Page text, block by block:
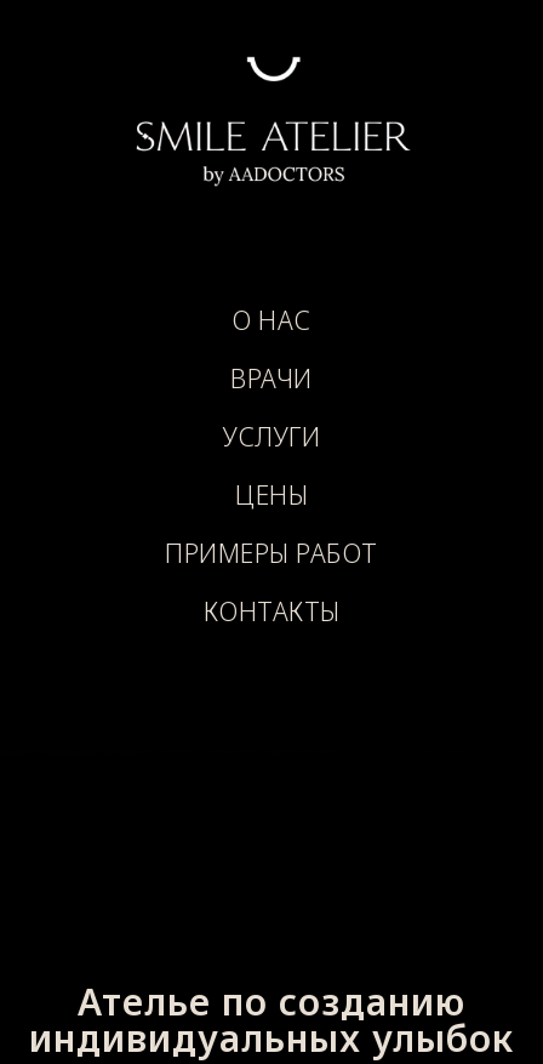
О НАС
ВРАЧИ
УСЛУГИ
ЦЕНЫ
ПРИМЕРЫ РАБОТ
КОНТАКТЫ
Ателье по созданию
индивидуальных улыбок